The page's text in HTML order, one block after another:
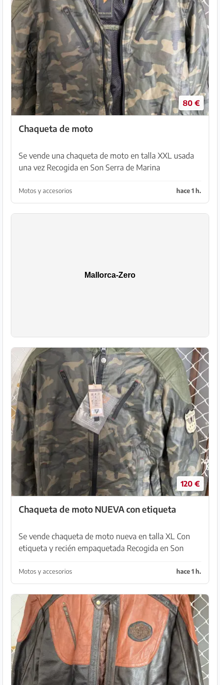
80 €
Chaqueta de moto
Se vende una chaqueta de moto en talla XXL usada
una vez Recogida en Son Serra de Marina
Motos y accesorios hace 1 h.
120 €
Chaqueta de moto NUEVA con etiqueta
Se vende chaqueta de moto nueva en talla XL Con
etiqueta y recién empaquetada Recogida en Son
Motos y accesorios hace 1 h.